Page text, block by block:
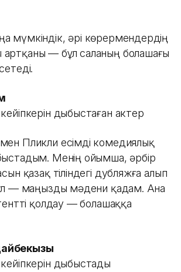
мүмкіндік, әрі көрермендердің
— бұл саланың болашағы
дыбыстаған актер
Пликли есімді комедиялық
Менің ойымша, әрбір
қазақ тіліндегі дубляжға алып
— маңызды мәдени қадам. Ана
қолдау — болашаққа
дыбыстады